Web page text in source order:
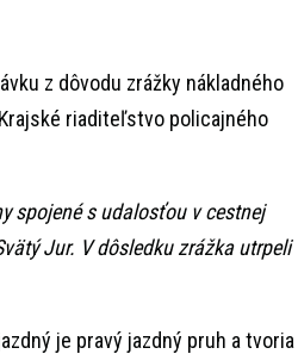
z dôvodu zrážky nákladného
riaditeľstvo policajného
spojené s udalosťou v cestnej
Jur. V dôsledku zrážka utrpeli
je pravý jazdný pruh a tvoria